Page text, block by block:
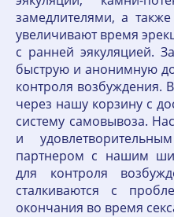
замедлителями, а
увеличивают время
с ранней эякуляцией.
быструю и анонимную
контроля возбуждения.
через нашу корзину с
систему самовывоза.
и
партнером с нашим
для контроля
сталкиваются с
окончания во время